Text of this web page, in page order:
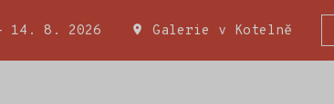
Miatkowského Zeď jako vnitřní
14. 8. 2026 Galerie v Kotelně